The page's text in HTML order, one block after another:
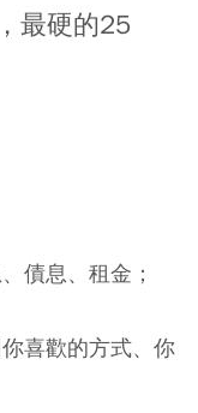
最硬的25
債息、租金；
喜歡的方式、你